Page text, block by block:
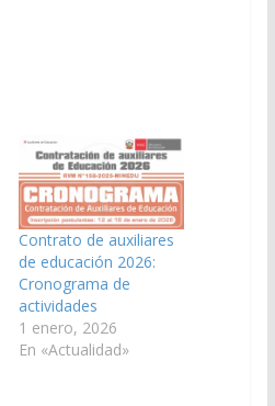
Contrato de auxiliares
de educación 2026:
Cronograma de
actividades
1 enero, 2026
En «Actualidad»